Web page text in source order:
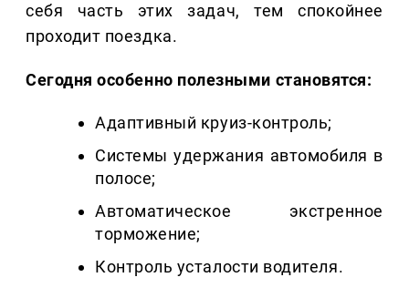
себя часть этих задач, тем спокойнее
проходит поездка.
Сегодня особенно полезными становятся:
Адаптивный круиз-контроль;
Системы удержания автомобиля в
полосе;
Автоматическое экстренное
торможение;
Контроль усталости водителя.